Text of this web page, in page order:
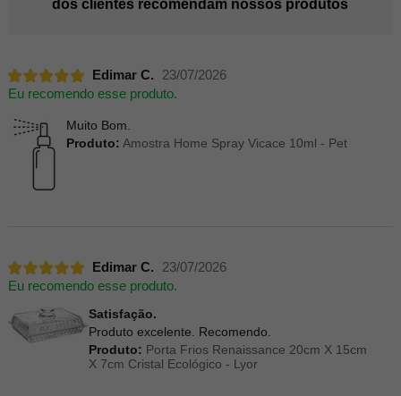
dos clientes recomendam nossos produtos
Edimar C.
23/07/2026
Eu recomendo esse produto.
Muito Bom.
Produto: Amostra Home Spray Vicace 10ml - Pet
Edimar C.
23/07/2026
Eu recomendo esse produto.
Satisfação.
Produto excelente. Recomendo.
Produto: Porta Frios Renaissance 20cm X 15cm
X 7cm Cristal Ecológico - Lyor